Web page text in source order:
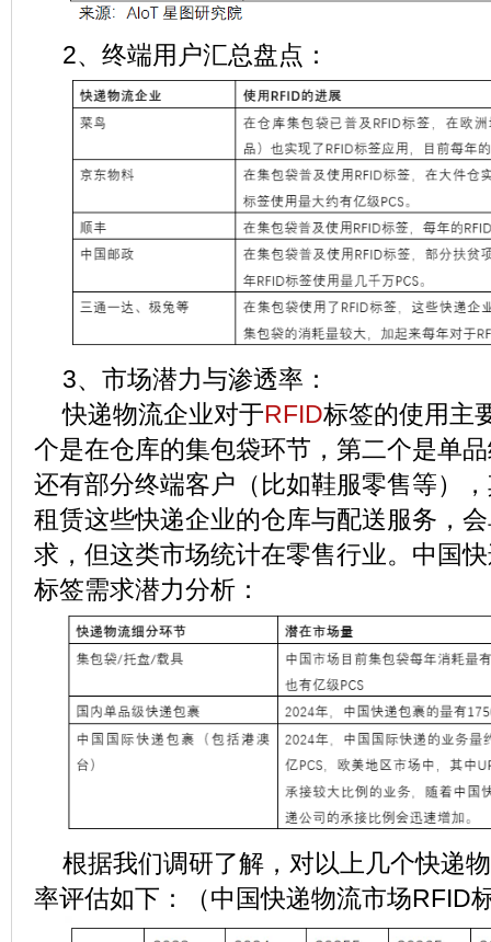
2、终端用户汇总盘点：
3、市场潜力与渗透率：
快递物流企业对于RFID标签的使用主
个是在仓库的集包袋环节，第二个是单
还有部分终端客户（比如鞋服零售等）
租赁这些快递企业的仓库与配送服务，
求，但这类市场统计在零售行业。中国
标签需求潜力分析：
根据我们调研了解，对以上几个快递
率评估如下：（中国快递物流市场RFID